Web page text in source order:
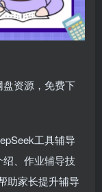
盘资源，免费下
工具辅导
、作业辅导技
助家长提升辅导